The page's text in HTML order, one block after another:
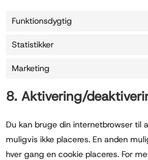
Funktionsdygtig
Statistikker
Marketing
8. Aktivering/
Du kan bruge din internetbrowser til
muligvis ikke placeres. En anden
hver gang en cookie placeres. For